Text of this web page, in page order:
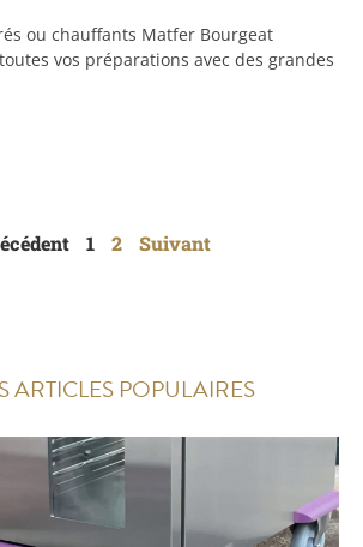
ou chauffants Matfer Bourgeat
vos préparations avec des grandes
1 2 Suivant
ARTICLES POPULAIRES